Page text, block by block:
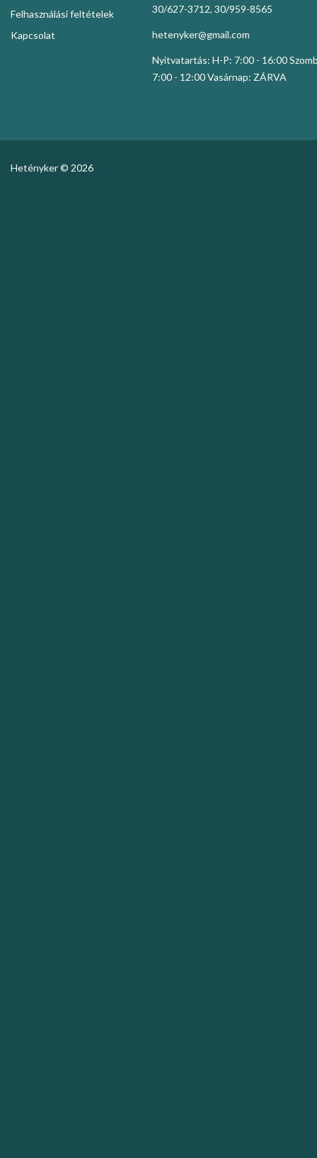
Felhasználási feltételek
Kapcsolat
30/627-3712, 30/959-8565
hetenyker@gmail.com
Nyitvatartás: H-P: 7:00 - 16:00
7:00 - 12:00 Vasárnap: ZÁRVA
Hetényker © 2026